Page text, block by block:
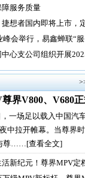
服务质量
捷想者国内即将上市，
峰会举行，易鑫蝉联“
中心支公司组织开展
尊界V800、V680
一场足以载入中国汽
中拉开帷幕。当尊界
尊……[查看全文]
活新纪元！尊界MPV